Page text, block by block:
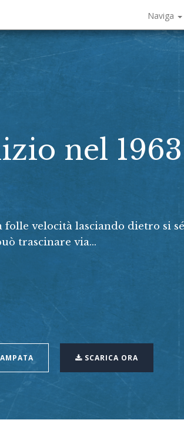
Naviga
nel 1963
folle velocità lasciando dietro si
trascinare via...
SCARICA ORA